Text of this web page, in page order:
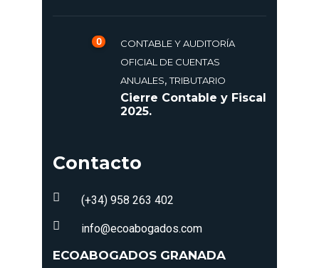
0
CONTABLE Y AUDITORÍA
OFICIAL DE CUENTAS
ANUALES,TRIBUTARIO
Cierre Contable y Fiscal
2025.
Contacto
(+34) 958 263 402
info@ecoabogados.com
ECOABOGADOS GRANADA